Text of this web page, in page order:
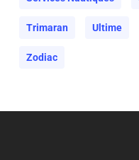
Trimaran Ultime
Zodiac